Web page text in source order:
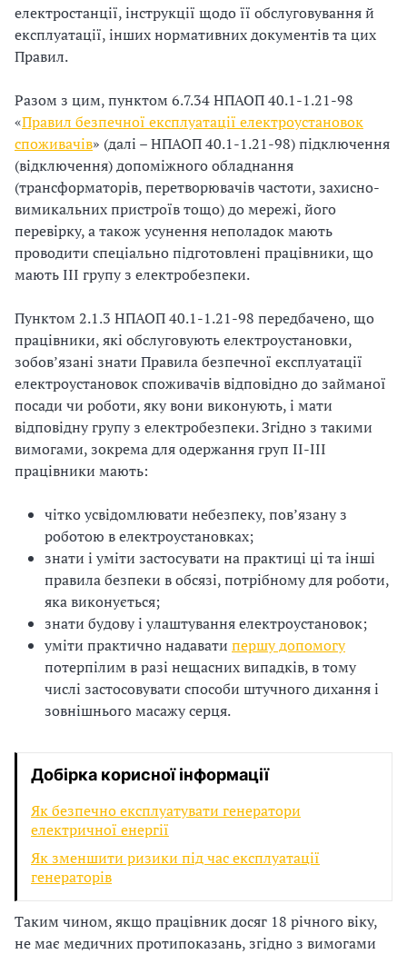
електростанції, інструкції щодо її обслуговування й
експлуатації, інших нормативних документів та цих
Правил.
Разом з цим, пунктом 6.7.34 НПАОП 40.1-1.21-98
«Правил безпечної експлуатації електроустановок
споживачів» (далі – НПАОП 40.1-1.21-98) підключення
(відключення) допоміжного обладнання
(трансформаторів, перетворювачів частоти, захисно-
вимикальних пристроїв тощо) до мережі, його
перевірку, а також усунення неполадок мають
проводити спеціально підготовлені працівники, що
мають III групу з електробезпеки.
Пунктом 2.1.3 НПАОП 40.1-1.21-98 передбачено, що
працівники, які обслуговують електроустановки,
зобовʼязані знати Правила безпечної експлуатації
електроустановок споживачів відповідно до займаної
посади чи роботи, яку вони виконують, і мати
відповідну групу з електробезпеки. Згідно з такими
вимогами, зокрема для одержання груп II-III
працівники мають:
чітко усвідомлювати небезпеку, повʼязану з
роботою в електроустановках;
знати і уміти застосувати на практиці ці та інші
правила безпеки в обсязі, потрібному для роботи,
яка виконується;
знати будову і улаштування електроустановок;
уміти практично надавати першу допомогу
потерпілим в разі нещасних випадків, в тому
числі застосовувати способи штучного дихання і
зовнішнього масажу серця.
Добірка корисної інформації
Як безпечно експлуатувати генератори
електричної енергії
Як зменшити ризики під час експлуатації
генераторів
Таким чином, якщо працівник досяг 18 річного віку,
не має медичних протипоказань, згідно з вимогами